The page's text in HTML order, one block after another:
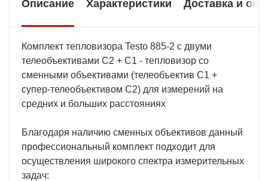
Описание Характеристики Доставка и
Комплект тепловизора Testo 885-2 c двуми
телеобъективами C2 + С1 - тепловизор со
сменными объективами (телеобъектив С1 +
супер-телеобъективом C2) для измерений на
средних и больших расстояниях
Благодаря наличию сменных объективов данный
профессиональный комплект подходит для
осуществления широкого спектра измерительных
задач: